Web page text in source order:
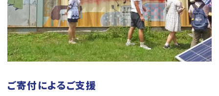
ご寄付によるご支援